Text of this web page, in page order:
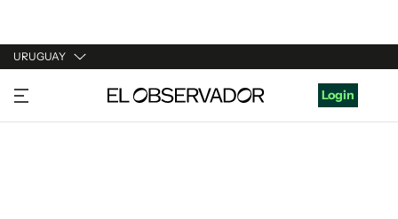
URUGUAY
URUGUAY
ARGENTINA
Login